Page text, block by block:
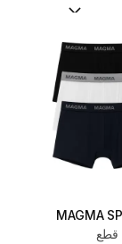
MAGMA